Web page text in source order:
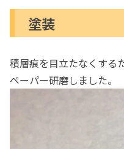
塗装
積層痕を目立たなくする
ペーパー研磨しました。